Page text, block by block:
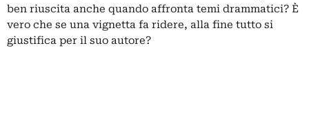
ben riuscita anche quando affronta temi drammatici? È
vero che se una vignetta fa ridere, alla fine tutto si
giustifica per il suo autore?